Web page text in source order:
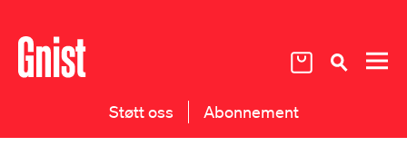
Støtt oss Abonnement